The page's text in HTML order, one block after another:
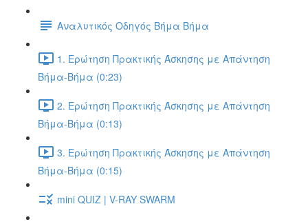
Αναλυτικός Οδηγός Βήμα Βήμα
1. Ερώτηση Πρακτικής Άσκησης με Απάντηση
Βήμα-Βήμα (0:23)
2. Ερώτηση Πρακτικής Άσκησης με Απάντηση
Βήμα-Βήμα (0:13)
3. Ερώτηση Πρακτικής Άσκησης με Απάντηση
Βήμα-Βήμα (0:15)
mini QUIZ | V-RAY SWARM